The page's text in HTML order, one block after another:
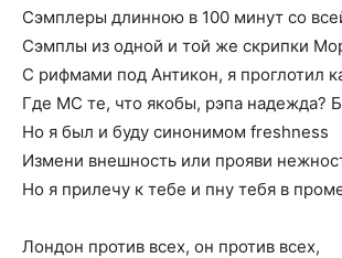
Сэмплеры длинною в 100 минут со
Сэмплы из одной и той же скрипки
С рифмами под Антикон, я проглотил
Где МС те, что якобы, рэпа надежда?
Но я был и буду синонимом freshness
Измени внешность или прояви
Но я прилечу к тебе и пну тебя в
Лондон против всех, он против всех,